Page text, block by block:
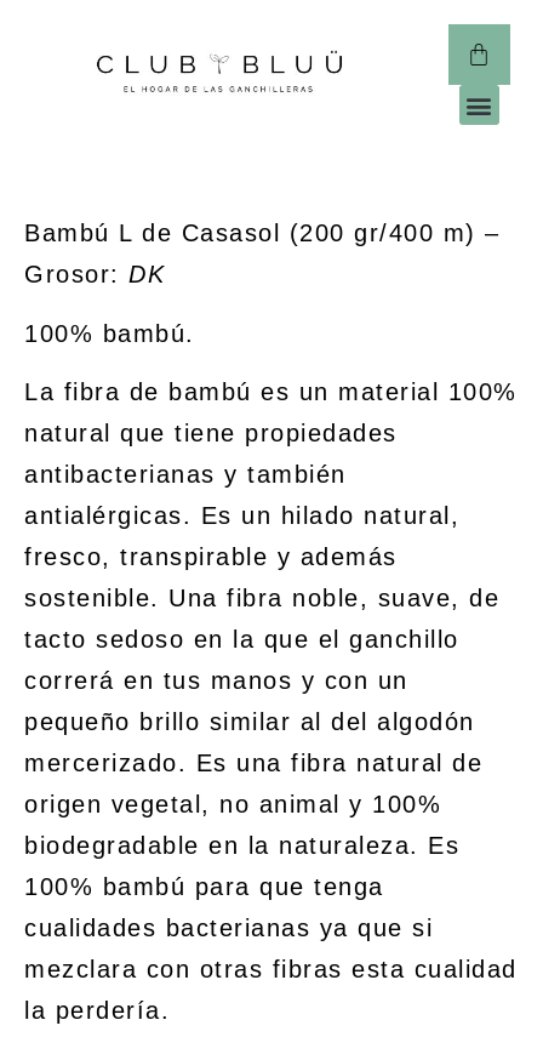
Bambú L de Casasol (200 gr/400 m) –
Grosor: DK
100% bambú.
La fibra de bambú es un material 100%
natural que tiene propiedades
antibacterianas y también
antialérgicas. Es un hilado natural,
fresco, transpirable y además
sostenible. Una fibra noble, suave, de
tacto sedoso en la que el ganchillo
correrá en tus manos y con un
pequeño brillo similar al del algodón
mercerizado. Es una fibra natural de
origen vegetal, no animal y 100%
biodegradable en la naturaleza. Es
100% bambú para que tenga
cualidades bacterianas ya que si
mezclara con otras fibras esta cualidad
la perdería.